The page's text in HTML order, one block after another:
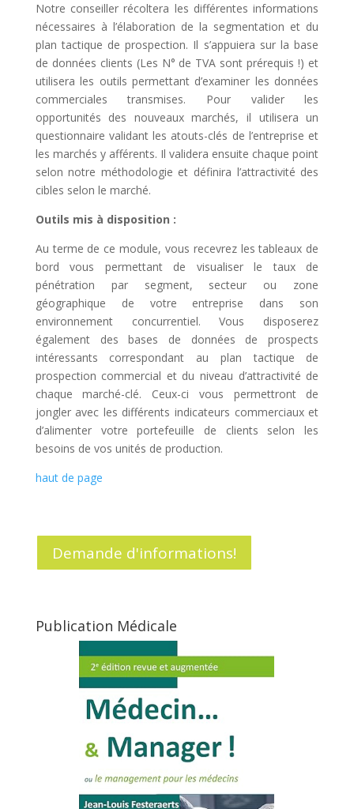
Notre conseiller récoltera les différentes informations
nécessaires à l’élaboration de la segmentation et du
plan tactique de prospection. Il s’appuiera sur la base
de données clients (Les N° de TVA sont prérequis !) et
utilisera les outils permettant d’examiner les données
commerciales transmises. Pour valider les
opportunités des nouveaux marchés, il utilisera un
questionnaire validant les atouts-clés de l’entreprise et
les marchés y afférents. Il validera ensuite chaque point
selon notre méthodologie et définira l’attractivité des
cibles selon le marché.
Outils mis à disposition :
Au terme de ce module, vous recevrez les tableaux de
bord vous permettant de visualiser le taux de
pénétration par segment, secteur ou zone
géographique de votre entreprise dans son
environnement concurrentiel. Vous disposerez
également des bases de données de prospects
intéressants correspondant au plan tactique de
prospection commercial et du niveau d’attractivité de
chaque marché-clé. Ceux-ci vous permettront de
jongler avec les différents indicateurs commerciaux et
d’alimenter votre portefeuille de clients selon les
besoins de vos unités de production.
haut de page
Demande d'informations!
Publication Médicale